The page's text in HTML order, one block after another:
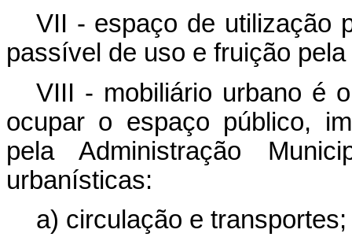
VII - espaço de utilização
passível de uso e fruição
VIII - mobiliário urbano é
ocupar o espaço público,
pela Administração
urbanísticas:
a) circulação e transportes;